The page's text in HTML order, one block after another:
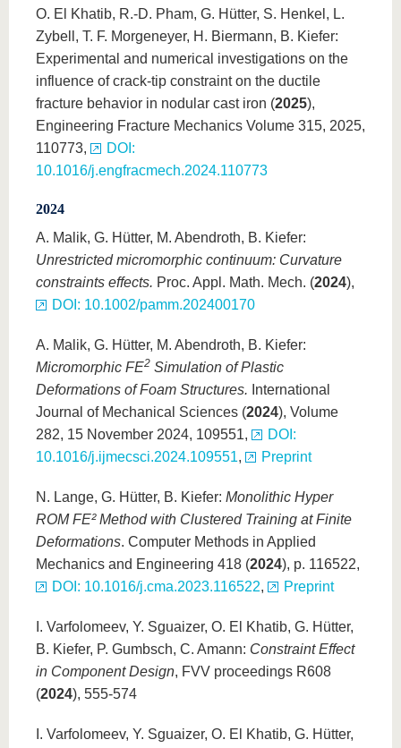
O. El Khatib, R.-D. Pham, G. Hütter, S. Henkel, L.
Zybell, T. F. Morgeneyer, H. Biermann, B. Kiefer:
Experimental and numerical investigations on the
influence of crack-tip constraint on the ductile
fracture behavior in nodular cast iron (2025),
Engineering Fracture Mechanics Volume 315, 2025,
110773,
DOI:
10.1016/j.engfracmech.2024.110773
2024
A. Malik, G. Hütter, M. Abendroth, B. Kiefer:
Unrestricted micromorphic continuum: Curvature
constraints effects. Proc. Appl. Math. Mech. (2024),
DOI: 10.1002/pamm.202400170
A. Malik, G. Hütter, M. Abendroth, B. Kiefer:
Micromorphic FE2 Simulation of Plastic
Deformations of Foam Structures. International
Journal of Mechanical Sciences (2024), Volume
282, 15 November 2024, 109551,
DOI:
10.1016/j.ijmecsci.2024.109551, Preprint
N. Lange, G. Hütter, B. Kiefer: Monolithic Hyper
ROM FE² Method with Clustered Training at Finite
Deformations. Computer Methods in Applied
Mechanics and Engineering 418 (2024), p. 116522,
DOI: 10.1016/j.cma.2023.116522, Preprint
I. Varfolomeev, Y. Sguaizer, O. El Khatib, G. Hütter,
B. Kiefer, P. Gumbsch, C. Amann: Constraint Effect
in Component Design, FVV proceedings R608
(2024), 555-574
I. Varfolomeev, Y. Sguaizer, O. El Khatib, G. Hütter,